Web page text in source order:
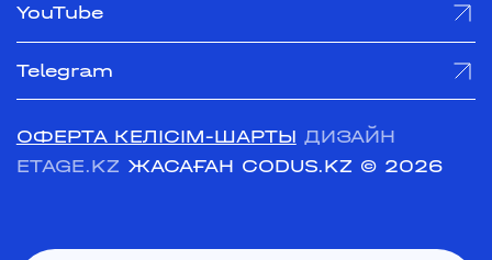
YouTube
Telegram
ОФЕРТА КЕЛІСІМ-ШАРТЫ ДИЗАЙН
ETAGE.KZ ЖАСАҒАН CODUS.KZ © 2026